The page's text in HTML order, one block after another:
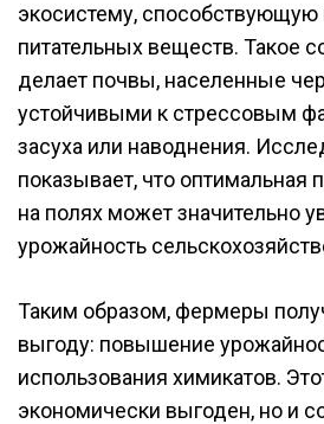
экосистему, способствующую
питательных веществ. Такое
делает почвы, населенные
устойчивыми к стрессовым
засуха или наводнения.
показывает, что оптимальная
на полях может значительно
урожайность
Таким образом, фермеры
выгоду: повышение
использования химикатов.
экономически выгоден, но и